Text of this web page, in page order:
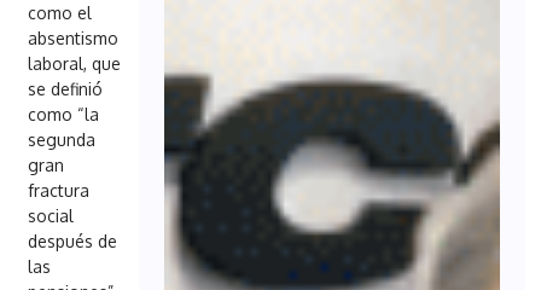
como el
absentismo
laboral, que
se definió
como “la
segunda
gran
fractura
social
después de
las